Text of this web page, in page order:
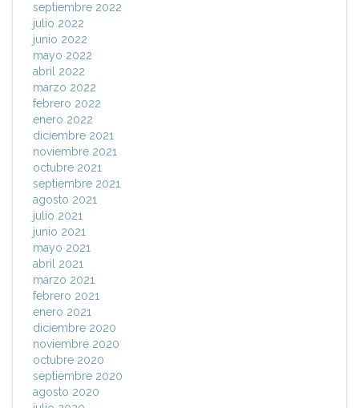
septiembre 2022
julio 2022
junio 2022
mayo 2022
abril 2022
marzo 2022
febrero 2022
enero 2022
diciembre 2021
noviembre 2021
octubre 2021
septiembre 2021
agosto 2021
julio 2021
junio 2021
mayo 2021
abril 2021
marzo 2021
febrero 2021
enero 2021
diciembre 2020
noviembre 2020
octubre 2020
septiembre 2020
agosto 2020